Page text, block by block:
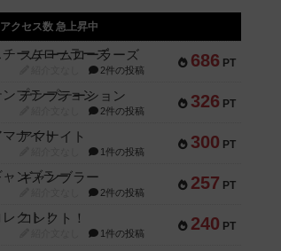
アクセス数 急上昇中
686 PT
スチームローラーズ
2件の投稿
326 PT
テンプテーション
2件の投稿
300 PT
アマナイト
1件の投稿
257 PT
ギャンブラー
2件の投稿
240 PT
コレクト！
1件の投稿